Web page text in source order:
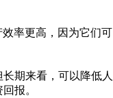
率更高，因为它们可
期来看，可以降低人
报。